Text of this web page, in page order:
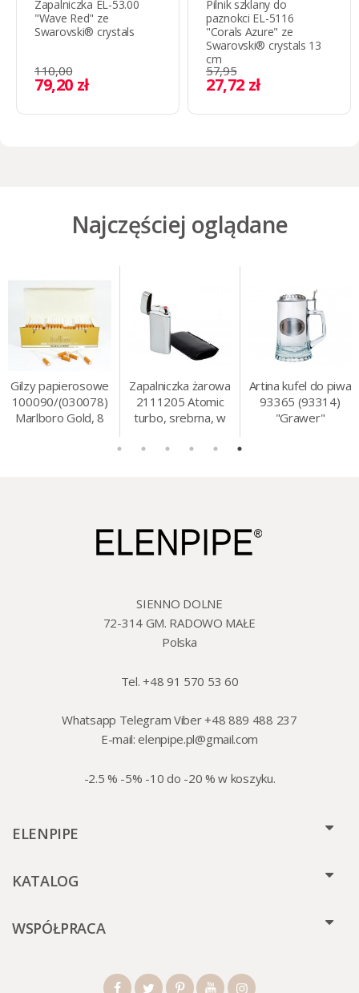
Zapalniczka EL-53.00
"Wave Red" ze
Swarovski® crystals
110,00
79,20 zł
Pilnik szklany do
paznokci EL-5116
"Corals Azure" ze
Swarovski® crystals 13
cm
57,95
27,72 zł
Najczęściej oglądane
Gilzy papierosowe
100090/(030078)
Marlboro Gold, 8
Zapalniczka żarowa
2111205 Atomic
turbo, srebrna, w
Artina kufel do piwa
93365 (93314)
"Grawer"
SIENNO DOLNE
72-314 GM. RADOWO MAŁE
Polska
Tel. +48 91 570 53 60
Whatsapp Telegram Viber +48 889 488 237
E-mail:elenpipe.pl@gmail.com
-2.5 % -5% -10 do -20 % w koszyku.
ELENPIPE
KATALOG
WSPÓŁPRACA